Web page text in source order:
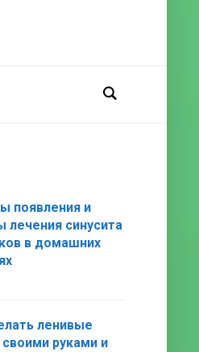
появления и
лечения синусита
в домашних
ленивые
своими руками и